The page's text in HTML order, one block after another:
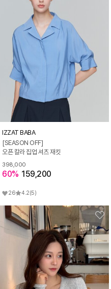
IZZAT BABA
[SEASON OFF]
오픈 칼라 집업 셔츠 재킷
398,000
60% 159,200
26 4.2(5)